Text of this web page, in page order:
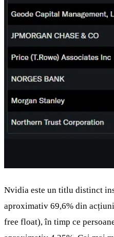
Nvidia este un titlu distinct
aproximativ 69,6% din
free float), în timp ce